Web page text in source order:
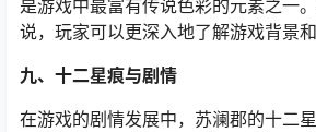
是游戏中最富有传说色彩的元素之一
说，玩家可以更深入地了解游戏背景和
九、十二星痕与剧情
在游戏的剧情发展中，苏澜郡的十二